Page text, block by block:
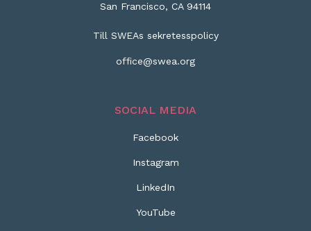
San Francisco, CA 94114
Till SWEAs sekretesspolicy
office@swea.org
SOCIAL MEDIA
Facebook
Instagram
LinkedIn
YouTube